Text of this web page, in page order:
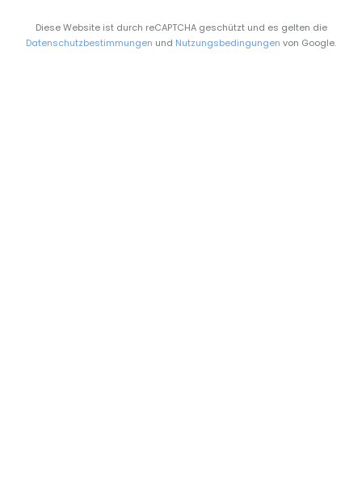
Diese Website ist durch reCAPTCHA geschützt und es gelten die
Datenschutzbestimmungen und Nutzungsbedingungen von Google.